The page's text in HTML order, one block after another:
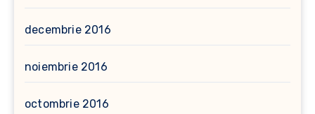
decembrie 2016
noiembrie 2016
octombrie 2016